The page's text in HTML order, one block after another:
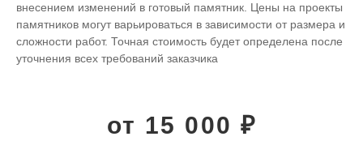
внесением изменений в готовый памятник. Цены на проекты
памятников могут варьироваться в зависимости от размера и
сложности работ. Точная стоимость будет определена после
уточнения всех требований заказчика
от 15 000 ₽